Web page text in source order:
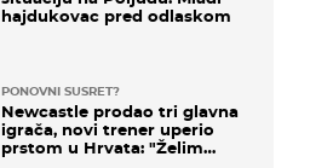
hajdukovac pred odlaskom
PONOVNI SUSRET?
Newcastle prodao tri glavna
igrača, novi trener uperio
prstom u Hrvata: "Želim